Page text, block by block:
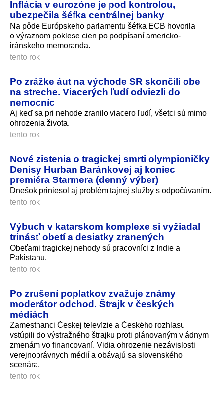
Inflácia v eurozóne je pod kontrolou,
ubezpečila šéfka centrálnej banky
Na pôde Európskeho parlamentu šéfka ECB hovorila
o výraznom poklese cien po podpísaní americko-
iránskeho memoranda.
tento rok
Po zrážke áut na východe SR skončili obe
na streche. Viacerých ľudí odviezli do
nemocníc
Aj keď sa pri nehode zranilo viacero ľudí, všetci sú mimo
ohrozenia života.
tento rok
Nové zistenia o tragickej smrti olympioničky
Denisy Hurban Baránkovej aj koniec
premiéra Starmera (denný výber)
Dnešok priniesol aj problém tajnej služby s odpočúvaním.
tento rok
Výbuch v katarskom komplexe si vyžiadal
trinásť obetí a desiatky zranených
Obeťami tragickej nehody sú pracovníci z Indie a
Pakistanu.
tento rok
Po zrušení poplatkov zvažuje známy
moderátor odchod. Štrajk v českých
médiách
Zamestnanci Českej televízie a Českého rozhlasu
vstúpili do výstražného štrajku proti plánovaným vládnym
zmenám vo financovaní. Vidia ohrozenie nezávislosti
verejnoprávnych médií a obávajú sa slovenského
scenára.
tento rok